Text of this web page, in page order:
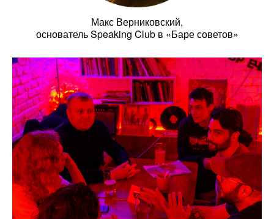
Макс Верниковский,
основатель Speaking Club в «Баре советов»